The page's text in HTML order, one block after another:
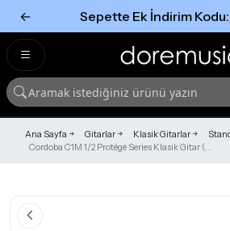
← Sepette Ek İndirim
Ana Sayfa Gitarlar Klasik Gitarlar
Cordoba C1M 1/2 Protégé Series Klasik Gitar (...